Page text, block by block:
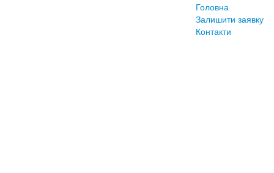
Головна
Залишити заявку
Контакти